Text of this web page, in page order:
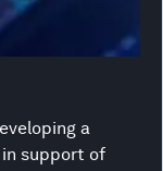
a
support of